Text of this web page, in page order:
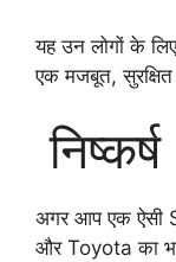
यह उन लोगों के
एक मजबूत,
निष्कर्ष
अगर आप एक ऐसी
और Toyota का